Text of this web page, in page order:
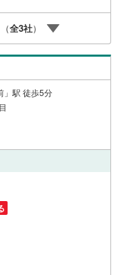
。ご案内・詳細な資料
のお問い合わせも常
問い合わせください。
全3社）
」駅 徒歩5分